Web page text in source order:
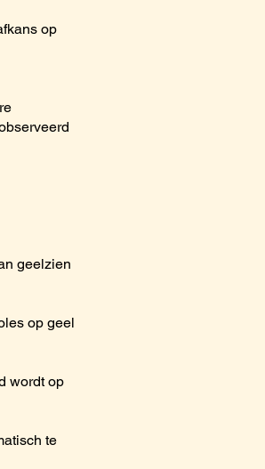
op
geelzien
op geel
wordt op
te